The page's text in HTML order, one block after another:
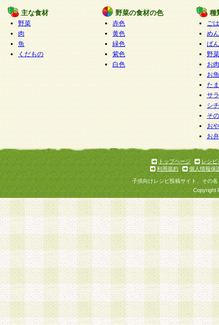
主な食材
野菜
肉
魚
くだもの
野菜の食材の色
赤色
黄色
緑色
紫色
白色
種
ご
めん
ぱん
野
お
お
た
サ
シ
そ
お
お
トップページ
レシピ
利用規約
個人情報保
子供向けレシピ投稿サイト、その
Copyright